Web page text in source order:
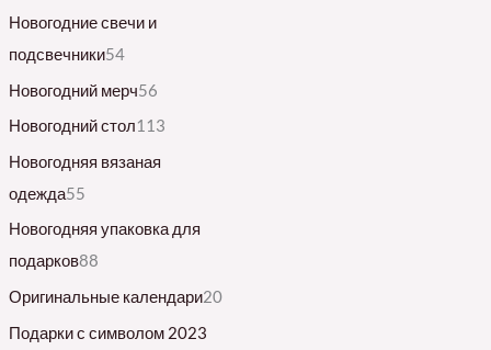
Новогодние свечи и
подсвечники54
Новогодний мерч56
Новогодний стол113
Новогодняя вязаная
одежда55
Новогодняя упаковка для
подарков88
Оригинальные календари20
Подарки с символом 2023